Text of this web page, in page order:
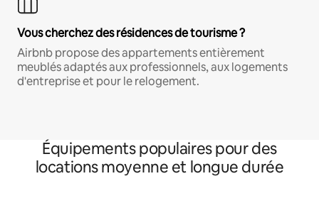
Vous cherchez des résidences de tourisme ?
Airbnb propose des appartements entièrement
meublés adaptés aux professionnels, aux logements
d'entreprise et pour le relogement.
Équipements populaires pour des
locations moyenne et longue durée